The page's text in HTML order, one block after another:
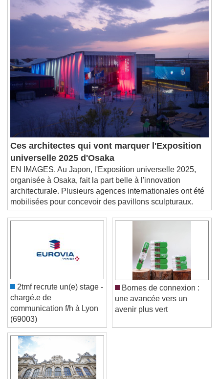
Chapters
Chapters
Descriptions
descriptions off, selected
Subtitles
subtitles settings, opens subtitles
settings dialog
subtitles off, selected
Audio Track
Picture-in-Picture
Fullscreen
This is a modal window.
Beginning of dialog window. Escape will cancel
and close the window.
Text
Color Opacity
Text Background
Caption Area Background
Text Edge Style
Font Family
Reset
Done
Ces architectes qui vont marquer l'Exposition
universelle 2025 d'Osaka
EN IMAGES. Au Japon, l'Exposition universelle 2025,
organisée à Osaka, fait la part belle à l'innovation
architecturale. Plusieurs agences internationales ont été
mobilisées pour concevoir des pavillons sculpturaux.
2tmf recrute un(e) stage -
chargé.e de
communication f/h à Lyon
(69003)
Bornes de connexion :
une avancée vers un
avenir plus vert